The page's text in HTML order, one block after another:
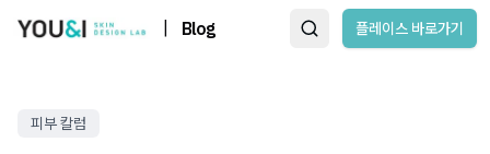
Blog 플레이스 바로가기
피부 칼럼